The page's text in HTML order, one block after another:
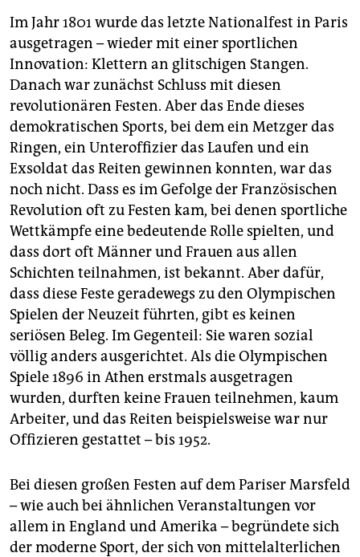
Im Jahr 1801 wurde das letzte Nationalfest in Paris
ausgetragen – wieder mit einer sportlichen
Innovation: Klettern an glitschigen Stangen.
Danach war zunächst Schluss mit diesen
revolutionären Festen. Aber das Ende dieses
demokratischen Sports, bei dem ein Metzger das
Ringen, ein Unteroffizier das Laufen und ein
Exsoldat das Reiten gewinnen konnten, war das
noch nicht. Dass es im Gefolge der Französischen
Revolution oft zu Festen kam, bei denen sportliche
Wettkämpfe eine bedeutende Rolle spielten, und
dass dort oft Männer und Frauen aus allen
Schichten teilnahmen, ist bekannt. Aber dafür,
dass diese Feste geradewegs zu den Olympischen
Spielen der Neuzeit führten, gibt es keinen
seriösen Beleg. Im Gegenteil: Sie waren sozial
völlig anders ausgerichtet. Als die Olympischen
Spiele 1896 in Athen erstmals ausgetragen
wurden, durften keine Frauen teilnehmen, kaum
Arbeiter, und das Reiten beispielsweise war nur
Offizieren gestattet – bis 1952.
Bei diesen großen Festen auf dem Pariser Marsfeld
– wie auch bei ähnlichen Veranstaltungen vor
allem in England und Amerika – begründete sich
der moderne Sport, der sich von mittelalterlichen